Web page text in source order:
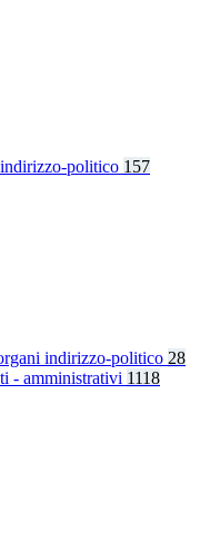
politico 157
indirizzo-politico 28
- amministrativi 1118